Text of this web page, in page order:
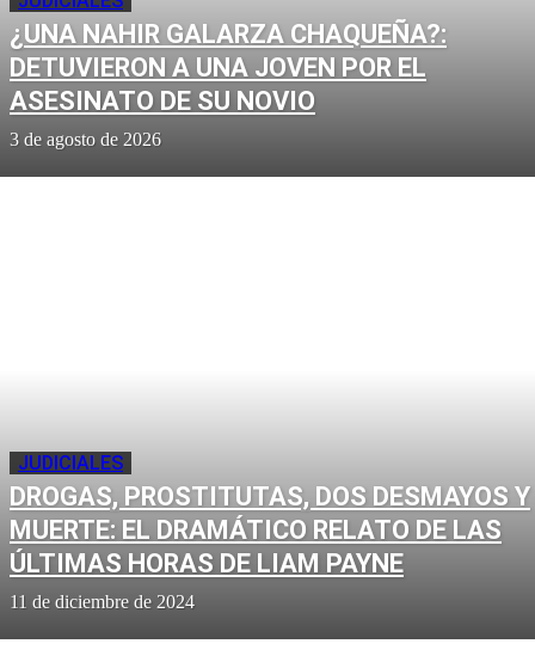
¿UNA NAHIR GALARZA CHAQUEÑA?:
DETUVIERON A UNA JOVEN POR EL
ASESINATO DE SU NOVIO
3 de agosto de 2026
JUDICIALES
DROGAS, PROSTITUTAS, DOS DESMAYOS Y
MUERTE: EL DRAMÁTICO RELATO DE LAS
ÚLTIMAS HORAS DE LIAM PAYNE
11 de diciembre de 2024